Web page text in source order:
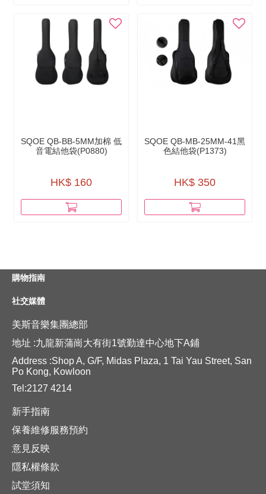
SQOE QB-BB-5MM加棉 低
音電結他袋(P0880)
HK$ 160
SQOE QB-MB-25MM-41黑
色結他袋(P1373)
HK$ 350
購物指南
社交媒體
美斯音樂集團總部
地址 :九龍新蒲崗大有街1號勤達中心地下A鋪
Address :Shop A, G/F, Midas Plaza, 1 Tai Yau Street, San
Po Kong, Kowloon
Tel:2127 4214
新手指南
保養維修服務預約
意見反映
隱私權條款
試堂須知